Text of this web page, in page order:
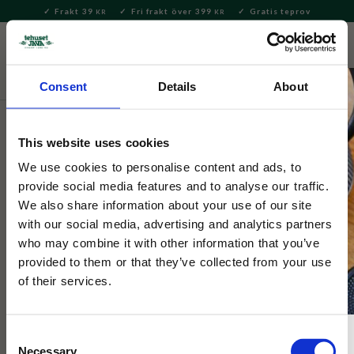
Consent Details About
This website uses cookies
We use cookies to personalise content and ads, to
provide social media features and to analyse our traffic.
We also share information about your use of our site
with our social media, advertising and analytics partners
who may combine it with other information that you’ve
provided to them or that they’ve collected from your use
of their services.
Necessary
Meny
Frakt 39 KR Fri frakt över 399 KR Gratis teprov
Hem & Inredningsdetaljer
Selected by Tehuset Java
Wisdom & Whimsy Bookshop
Pussel 100 Bitar
1000-bitars pussel med charmig bokhandel i gröna toner.
Inspirerande motiv med citat. Perfekt för avkoppling och som